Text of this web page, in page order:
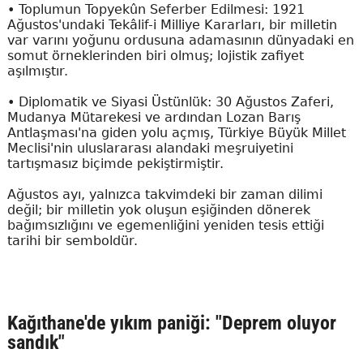
• Toplumun Topyekûn Seferber Edilmesi: 1921
Ağustos'undaki Tekâlif-i Milliye Kararları, bir milletin
var varını yoğunu ordusuna adamasının dünyadaki en
somut örneklerinden biri olmuş; lojistik zafiyet
aşılmıştır.
• Diplomatik ve Siyasi Üstünlük: 30 Ağustos Zaferi,
Mudanya Mütarekesi ve ardından Lozan Barış
Antlaşması'na giden yolu açmış, Türkiye Büyük Millet
Meclisi'nin uluslararası alandaki meşruiyetini
tartışmasız biçimde pekiştirmiştir.
Ağustos ayı, yalnızca takvimdeki bir zaman dilimi
değil; bir milletin yok oluşun eşiğinden dönerek
bağımsızlığını ve egemenliğini yeniden tesis ettiği
tarihi bir semboldür.
Kağıthane'de yıkım paniği: "Deprem oluyor
sandık"